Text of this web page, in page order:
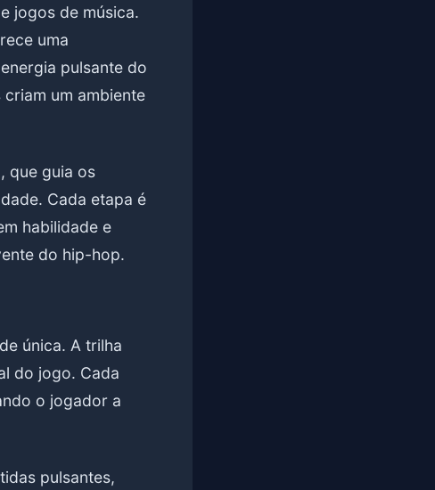
jogos de música.
uma
pulsante do
um ambiente
que guia os
Cada etapa é
habilidade e
do hip-hop.
única. A trilha
do jogo. Cada
o jogador a
pulsantes,